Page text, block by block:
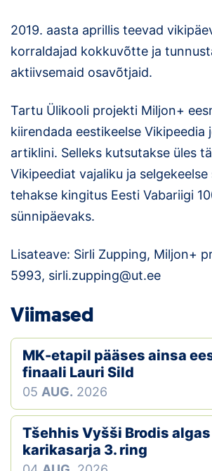
2019. aasta aprillis teevad
korraldajad kokkuvõtte ja
aktiivsemaid osavõtjaid.
Tartu Ülikooli projekti Miljon+
kiirendada eestikeelse Vikipeedia
artiklini. Selleks kutsutakse üles
Vikipeediat vajaliku ja selgekeelse
tehakse kingitus Eesti Vabariigi
sünnipäevaks.
Lisateave: Sirli Zupping, Miljon+
5993, sirli.zupping@ut.ee
Viimased
MK-etapil pääses ainsa
finaali Lauri Sild
05 AUG. 2026
Tšehhis Vyšši Brodis
karikasarja 3. ring